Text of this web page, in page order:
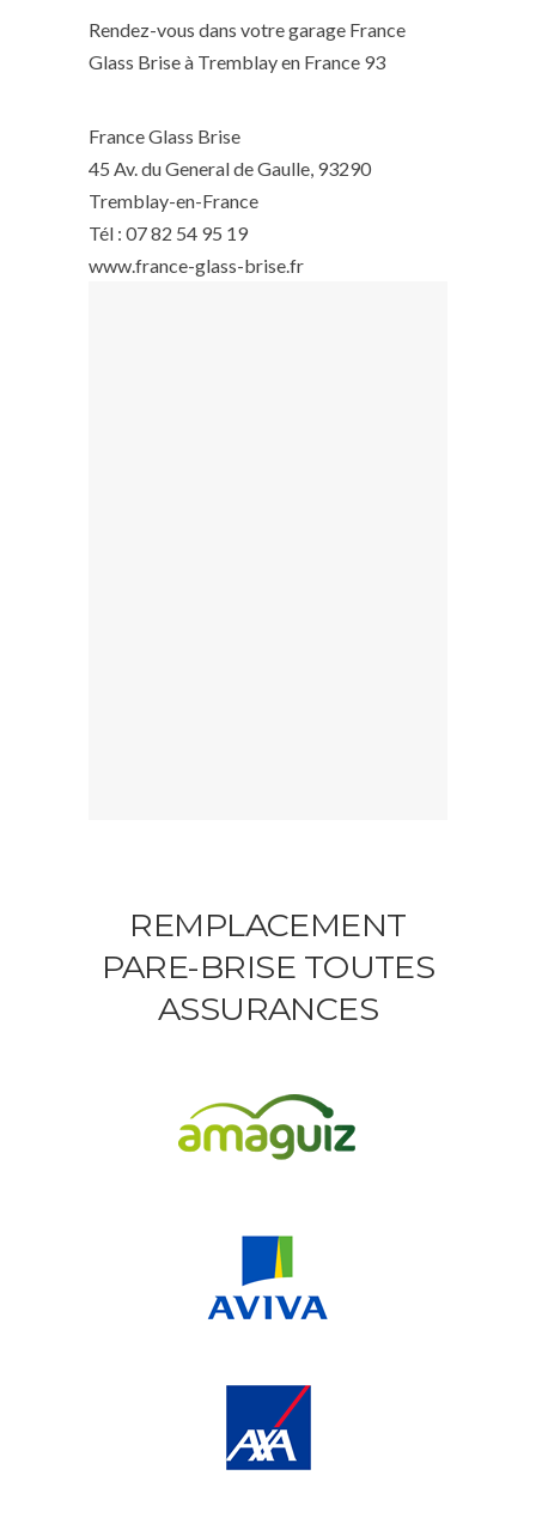
Rendez-vous dans votre garage France
Glass Brise à Tremblay en France 93
France Glass Brise
45 Av. du General de Gaulle, 93290
Tremblay-en-France
Tél : 07 82 54 95 19
www.france-glass-brise.fr
REMPLACEMENT
PARE-BRISE TOUTES
ASSURANCES